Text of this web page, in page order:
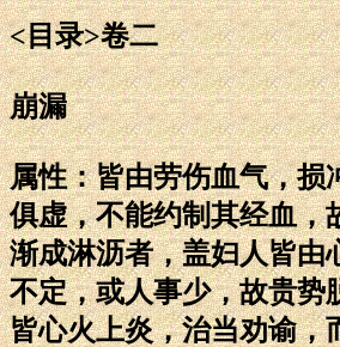
<目录>卷二
崩漏
属性：皆由劳伤血气，损
俱虚，不能约制其经血，
渐成淋沥者，盖妇人皆由
不定，或人事少，故贵势
皆心火上炎，治当劝谕，